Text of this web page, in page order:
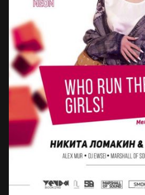
ГАЛЕРЕЯ
БАНКЕТИ
КОНТАКТИ
АКЦІЇ
EN